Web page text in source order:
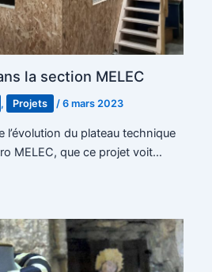
la section MELEC
, Projets /6 mars 2023
l’évolution du plateau technique
MELEC, que ce projet voit…